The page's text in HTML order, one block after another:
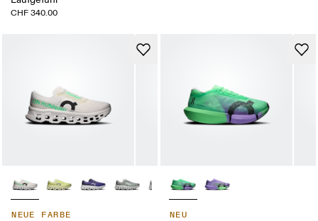
CHF 340.00
NEUE FARBE NEU